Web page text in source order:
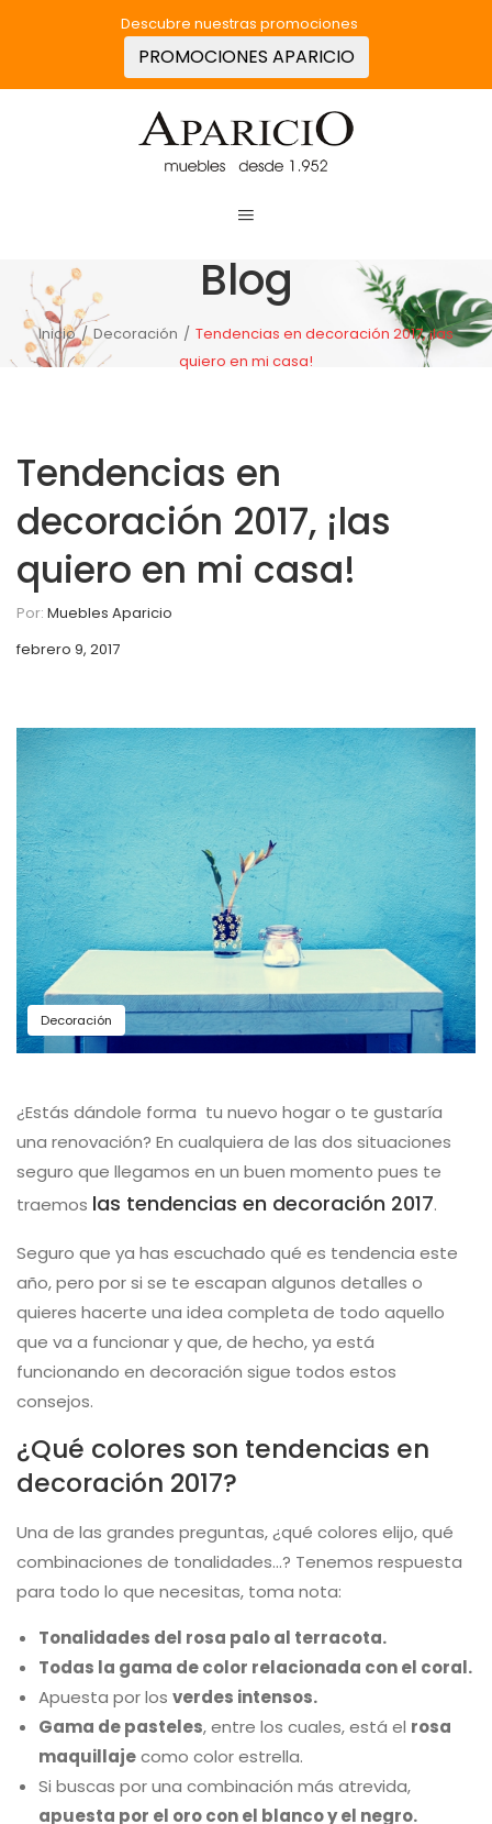
Descubre nuestras promociones
PROMOCIONES APARICIO
Blog
Inicio / Decoración / Tendencias en decoración 2017, ¡las
quiero en mi casa!
Tendencias en
decoración 2017, ¡las
quiero en mi casa!
Por: Muebles Aparicio
febrero 9, 2017
Decoración
¿Estás dándole forma tu nuevo hogar o te gustaría
una renovación? En cualquiera de las dos situaciones
seguro que llegamos en un buen momento pues te
traemos las tendencias en decoración 2017.
Seguro que ya has escuchado qué es tendencia este
año, pero por si se te escapan algunos detalles o
quieres hacerte una idea completa de todo aquello
que va a funcionar y que, de hecho, ya está
funcionando en decoración sigue todos estos
consejos.
¿Qué colores son tendencias en
decoración 2017?
Una de las grandes preguntas, ¿qué colores elijo, qué
combinaciones de tonalidades…? Tenemos respuesta
para todo lo que necesitas, toma nota:
Tonalidades del rosa palo al terracota.
Todas la gama de color relacionada con el coral.
Apuesta por los verdes intensos.
Gama de pasteles, entre los cuales, está el rosa
maquillajecomo color estrella.
Si buscas por una combinación más atrevida,
apuesta por el oro con el blanco y el negro.